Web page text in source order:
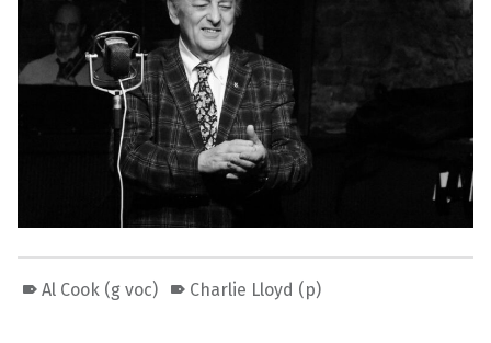
Al Cook (g voc) Charlie Lloyd (p)